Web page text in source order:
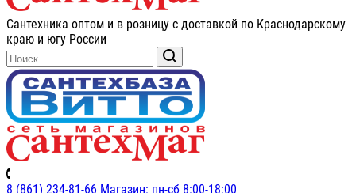
Сантехника оптом и в розницу с доставкой по Краснодарскому
краю и югу России
8 (861) 234-81-66 Магазин: пн-сб 8:00-18:00